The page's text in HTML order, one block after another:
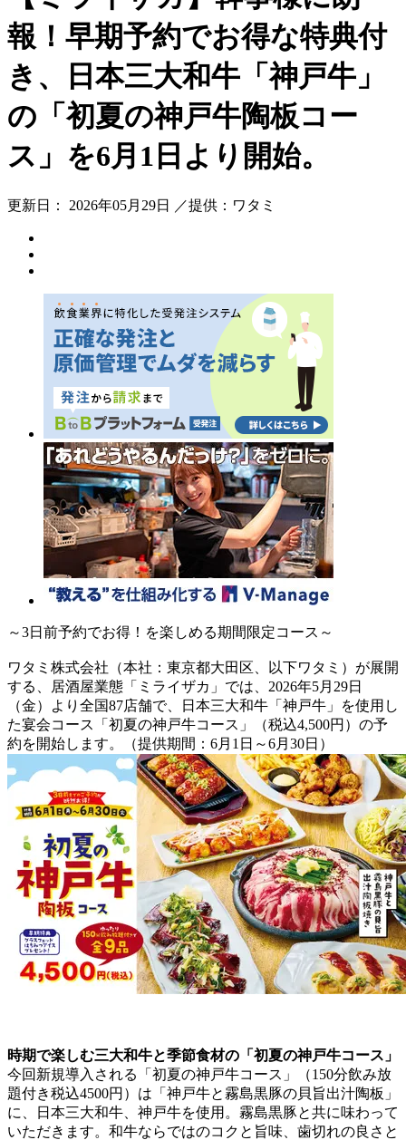
報！早期予約でお得な特典付
き、日本三大和牛「神戸牛」
の「初夏の神戸牛陶板コー
ス」を6月1日より開始。
更新日： 2026年05月29日 ／提供：ワタミ
～3日前予約でお得！を楽しめる期間限定コース～
ワタミ株式会社（本社：東京都大田区、以下ワタミ）が展開
する、居酒屋業態「ミライザカ」では、2026年5月29日
（金）より全国87店舗で、日本三大和牛「神戸牛」を使用し
た宴会コース「初夏の神戸牛コース」（税込4,500円）の予
約を開始します。（提供期間：6月1日～6月30日）
時期で楽しむ三大和牛と季節食材の「初夏の神戸牛コース」
今回新規導入される「初夏の神戸牛コース」（150分飲み放
題付き税込4500円）は「神戸牛と霧島黒豚の貝旨出汁陶板」
に、日本三大和牛、神戸牛を使用。霧島黒豚と共に味わって
いただきます。和牛ならではのコクと旨味、歯切れの良さと